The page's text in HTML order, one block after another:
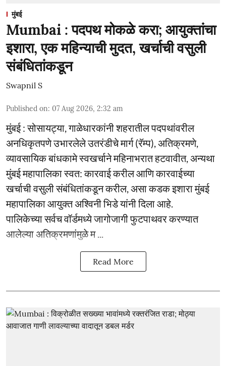
मुंबई
Mumbai : पदपथ मोकळे करा; आयुक्तांचा
इशारा, एक महिन्याची मुदत, खर्चाची वसुली
संबंधितांकडून
Swapnil S
Published on: 07 Aug 2026, 2:32 am
मुंबई : सोसायट्या, गाळेधारकांनी शहरातील पदपथांवरील
अनधिकृतपणे उभारलेले उतरंडीचे मार्ग (रॅम्प), अतिक्रमणे,
व्यावसायिक बांधकामे स्वखर्चाने महिनाभरात हटवावीत, अन्यथा
मुंबई महापालिका स्वत: कारवाई करील आणि कारवाईच्या
खर्चाची वसुली संबंधितांकडून करील, असा कडक इशारा मुंबई
महापालिका आयुक्त अश्विनी भिडे यांनी दिला आहे.
पालिकेच्या सर्वच वॉर्डमध्ये जागोजागी फुटपाथवर करण्यात
आलेल्या अतिक्रमणांमुळे म ...
Read More